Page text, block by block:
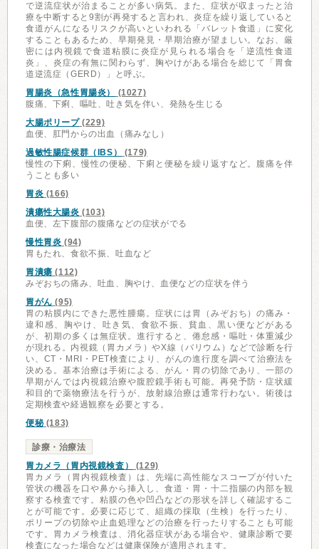
で逆流症状が治まることが多い病気。また、症状が収まったと治
療を中断すると9割が再発すると言われ、炎症を繰り返していると
食道がんになるリスクが高いといわれる「バレット食道」に変化
することもあるため、早期発見・早期治療が望ましい。なお、厳
密には内視鏡で食道粘膜に炎症が見られる場合を「逆流性食道
炎」、炎症の有無に関わらず、胸やけがある場合を総じて「胃食
道逆流症（GERD）」と呼ぶ。
胃腸炎（急性胃腸炎）
(1027)
腹痛、下痢、嘔吐、吐き気を伴い、発熱を生じる
大腸ポリープ(229)
血便、肛門からの出血（痛みなし）
過敏性腸症候群（IBS）
(179)
慢性の下痢、慢性の便秘、下痢と便秘を繰り返すなど。腹痛を伴
うことも多い
胃炎 (166)
潰瘍性大腸炎 (103)
血便、左下腹部の腹痛などの症状がでる
慢性胃炎 (94)
胃もたれ、食欲不振、吐血など
胃潰瘍 (112)
みぞおちの痛み、吐血、胸やけ、血便などの症状を伴う
胃がん (95)
胃の粘膜内にできた悪性腫瘍。症状には胃（みぞおち）の痛み・
違和感、胸やけ、吐き気、食欲不振、貧血、黒い便などがある
が、初期の多くは無症状。進行すると、倦怠感・嘔吐・体重減少
が現れる。内視鏡（胃カメラ）やX線（バリウム）などで診断を行
い、CT・MRI・PET検査により、がんの進行度を調べて治療法を
決める。基本治療は手術による、がん・胃の切除であり、一部の
早期がんでは内視鏡治療や腹腔鏡手術も可能。再発予防・症状緩
和目的で薬物療法を行うが、放射線治療は通常行わない。術後は
定期検査や経過観察を必要とする。
便秘(183)
診療・治療法
胃カメラ（胃内視鏡検査）
(129)
胃カメラ（胃内視鏡検査）は、先端に高性能なスコープが付いた
管状の機器を口や鼻から挿入し、食道・胃・十二指腸の内部を観
察する検査です。粘膜の色や凹凸などの形状を詳しく確認するこ
とが可能です。必要に応じて、組織の採取（生検）を行ったり、
ポリープの切除や止血処理などの治療を行ったりすることも可能
です。胃カメラ検査は、消化器症状がある場合や、健康診断で要
検査になった場合などは健康保険が適用されます。